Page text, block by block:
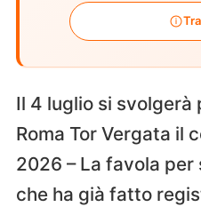
Il 4 luglio si svolgerà
Roma Tor Vergata il
2026 – La favola per
che ha già fatto